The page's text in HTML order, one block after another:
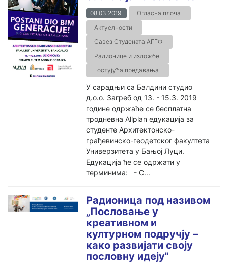
08.03.2019.
Огласна плоча
Актуелности
Савез Студената АГГФ
Радионице и изложбе
Гостујућа предавања
У сарадњи са Балдини студио
д.о.о. Загреб од 13. - 15.3. 2019
године одржаће се бесплатна
тродневна Allplan едукација за
студенте Архитектонско-
грађевинско-геодетског факултета
Универзитета у Бањој Луци.
Едукација ће се одржати у
терминима: - С...
Pадионица под називом
„Пословање у
креативном и
културном подручју –
како развијати своју
пословну идеју"